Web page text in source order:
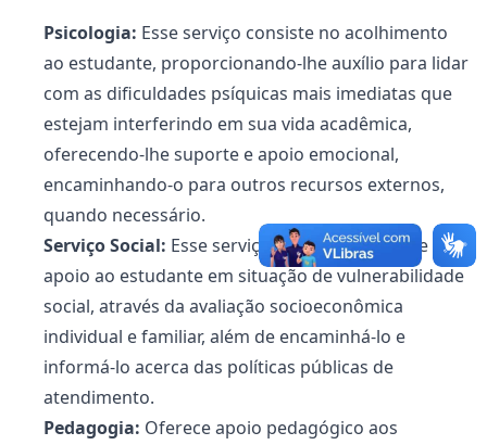
Psicologia: Esse serviço consiste no acolhimento
ao estudante, proporcionando-lhe auxílio para lidar
com as dificuldades psíquicas mais imediatas que
estejam interferindo em sua vida acadêmica,
oferecendo-lhe suporte e apoio emocional,
encaminhando-o para outros recursos externos,
quando necessário.
Serviço Social: Esse serviço visa à orientação e
apoio ao estudante em situação de vulnerabilidade
social, através da avaliação socioeconômica
individual e familiar, além de encaminhá-lo e
informá-lo acerca das políticas públicas de
atendimento.
Pedagogia: Oferece apoio pedagógico aos